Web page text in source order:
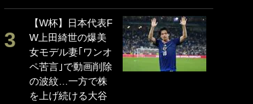
【W杯】日本代表F
W上田綺世の爆美
女モデル妻｢ワンオ
ペ苦言｣で動画削除
の波紋…一方で株
を上げ続ける大谷